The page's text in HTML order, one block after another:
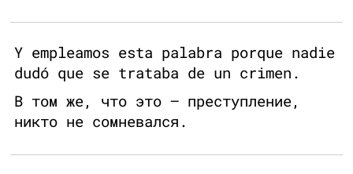
Y empleamos esta palabra porque nadie
dudó que se trataba de un crimen.
В том же, что это — преступление,
никто не сомневался.